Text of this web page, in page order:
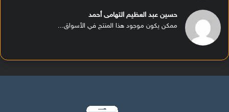
حسين عبد العظيم التهامى أحمد
ممكن يكون موجود هذا المنتج في الأسواق...